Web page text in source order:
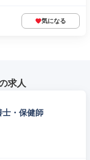
気になる
求人
士・保健師